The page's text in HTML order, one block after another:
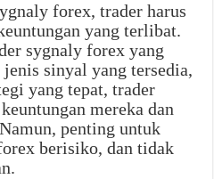
forex, trader harus
yang terlibat.
sygnaly forex yang
sinyal yang tersedia,
yang tepat, trader
mereka dan
penting untuk
berisiko, dan tidak